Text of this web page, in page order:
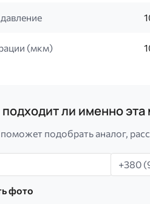
(мкм)
ли именно эта
подобрать аналог,
Телефон
фото